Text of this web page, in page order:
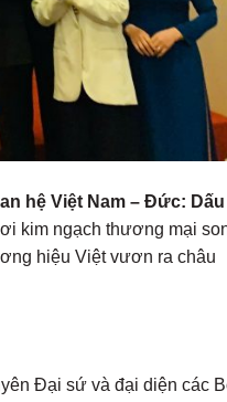
hệ Việt Nam – Đức: Dấu
kim ngạch thương mại
hiệu Việt vươn ra châu
Đại sứ và đại diện các